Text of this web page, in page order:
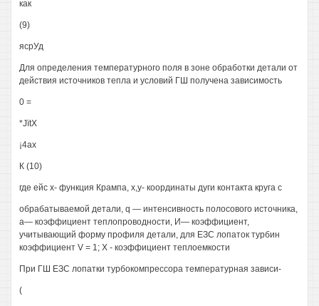
как
(9)
ясрУд
Для определения температурного поля в зоне обработки детали от
действия источников тепла и условий ГШ получена зависимость
0 =
*JïtX
¡4ах
К (10)
где ейс х- функция Крампа, х,у- координаты дуги контакта круга с
обрабатываемой детали, q — интенсивность полосового источника,
а— коэффициент теплопроводности, И— коэффициент,
учитывающий форму профиля детали, для ЕЗС лопаток турбин
коэффициент V = 1; X - коэффициент теплоемкости
При ГШ ЕЗС лопатки турбокомпрессора температурная зависи-
(